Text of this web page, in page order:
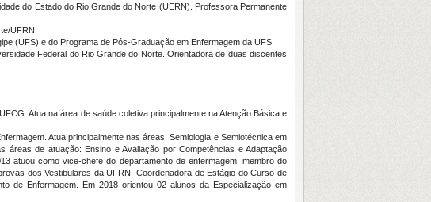
do Estado do Rio Grande do Norte (UERN). Professora Permanente
UFRN.
(UFS) e do Programa de Pós-Graduação em Enfermagem da UFS.
Federal do Rio Grande do Norte. Orientadora de duas discentes
Atua na área de saúde coletiva principalmente na Atenção Básica e
Atua principalmente nas áreas: Semiologia e Semiotécnica em
áreas de atuação: Ensino e Avaliação por Competências e Adaptação
atuou como vice-chefe do departamento de enfermagem, membro do
dos Vestibulares da UFRN, Coordenadora de Estágio do Curso de
de Enfermagem. Em 2018 orientou 02 alunos da Especialização em